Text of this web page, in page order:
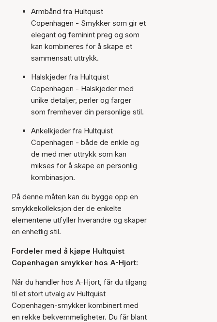
Armbånd fra Hultquist
Copenhagen - Smykker som gir et
elegant og feminint preg og som
kan kombineres for å skape et
sammensatt uttrykk.
Halskjeder fra Hultquist
Copenhagen - Halskjeder med
unike detaljer, perler og farger
som fremhever din personlige stil.
Ankelkjeder fra Hultquist
Copenhagen - både de enkle og
de med mer uttrykk som kan
mikses for å skape en personlig
kombinasjon.
På denne måten kan du bygge opp en
smykkekolleksjon der de enkelte
elementene utfyller hverandre og skaper
en enhetlig stil.
Fordeler med å kjøpe Hultquist
Copenhagen smykker hos A-Hjort:
Når du handler hos A-Hjort, får du tilgang
til et stort utvalg av Hultquist
Copenhagen-smykker kombinert med
en rekke bekvemmeligheter. Du får blant